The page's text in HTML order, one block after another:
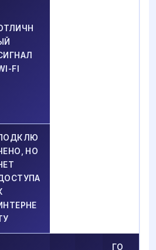
FI
НО
ГО